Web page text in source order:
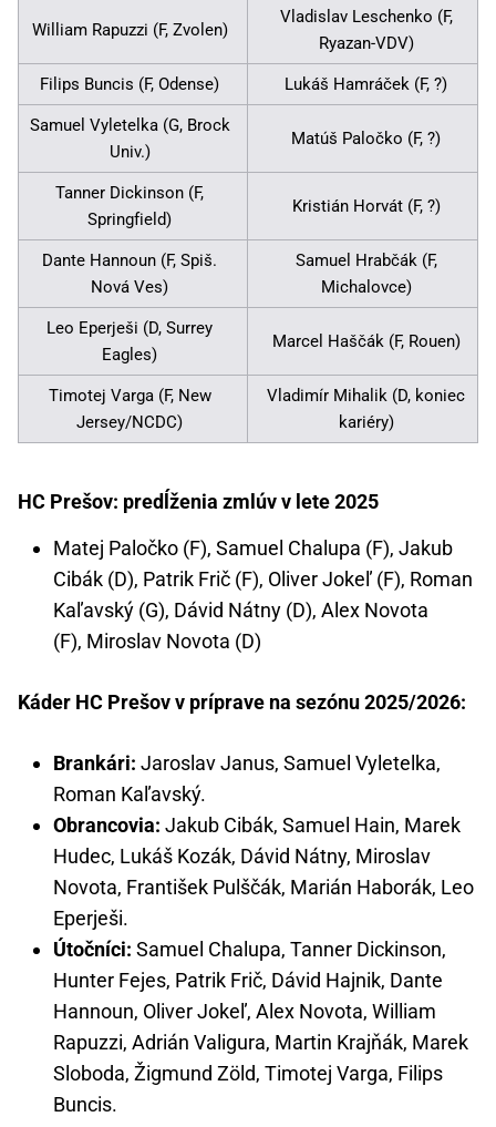
William Rapuzzi (F, Zvolen)
Vladislav Leschenko (F,
Ryazan-VDV)
Filips Buncis (F, Odense) Lukáš Hamráček (F, ?)
Samuel Vyletelka (G, Brock
Univ.)
Matúš Paločko (F, ?)
Tanner Dickinson (F,
Springfield)
Kristián Horvát (F, ?)
Dante Hannoun (F, Spiš.
Nová Ves)
Samuel Hrabčák (F,
Michalovce)
Leo Eperješi (D, Surrey
Eagles)
Marcel Haščák (F, Rouen)
Timotej Varga (F, New
Jersey/NCDC)
Vladimír Mihalik (D, koniec
kariéry)
HC Prešov: predĺženia zmlúv v lete 2025
Matej Paločko (F), Samuel Chalupa (F), Jakub
Cibák (D), Patrik Frič (F), Oliver Jokeľ (F), Roman
Kaľavský (G), Dávid Nátny (D), Alex Novota
(F), Miroslav Novota (D)
Káder HC Prešov v príprave na sezónu 2025/2026:
Brankári: Jaroslav Janus, Samuel Vyletelka,
Roman Kaľavský.
Obrancovia: Jakub Cibák, Samuel Hain, Marek
Hudec, Lukáš Kozák, Dávid Nátny, Miroslav
Novota, František Pulščák, Marián Haborák, Leo
Eperješi.
Útočníci: Samuel Chalupa, Tanner Dickinson,
Hunter Fejes, Patrik Frič, Dávid Hajnik, Dante
Hannoun, Oliver Jokeľ, Alex Novota, William
Rapuzzi, Adrián Valigura, Martin Krajňák, Marek
Sloboda, Žigmund Zöld, Timotej Varga, Filips
Buncis.